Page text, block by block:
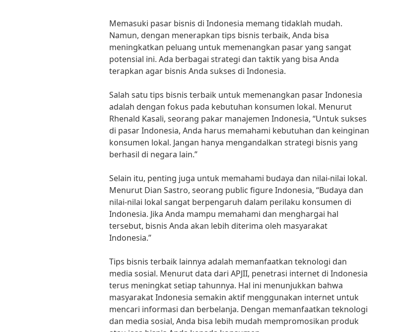
Memasuki pasar bisnis di Indonesia memang tidaklah mudah.
Namun, dengan menerapkan tips bisnis terbaik, Anda bisa
meningkatkan peluang untuk memenangkan pasar yang sangat
potensial ini. Ada berbagai strategi dan taktik yang bisa Anda
terapkan agar bisnis Anda sukses di Indonesia.
Salah satu tips bisnis terbaik untuk memenangkan pasar Indonesia
adalah dengan fokus pada kebutuhan konsumen lokal. Menurut
Rhenald Kasali, seorang pakar manajemen Indonesia, “Untuk sukses
di pasar Indonesia, Anda harus memahami kebutuhan dan keinginan
konsumen lokal. Jangan hanya mengandalkan strategi bisnis yang
berhasil di negara lain.”
Selain itu, penting juga untuk memahami budaya dan nilai-nilai lokal.
Menurut Dian Sastro, seorang public figure Indonesia, “Budaya dan
nilai-nilai lokal sangat berpengaruh dalam perilaku konsumen di
Indonesia. Jika Anda mampu memahami dan menghargai hal
tersebut, bisnis Anda akan lebih diterima oleh masyarakat
Indonesia.”
Tips bisnis terbaik lainnya adalah memanfaatkan teknologi dan
media sosial. Menurut data dari APJII, penetrasi internet di Indonesia
terus meningkat setiap tahunnya. Hal ini menunjukkan bahwa
masyarakat Indonesia semakin aktif menggunakan internet untuk
mencari informasi dan berbelanja. Dengan memanfaatkan teknologi
dan media sosial, Anda bisa lebih mudah mempromosikan produk